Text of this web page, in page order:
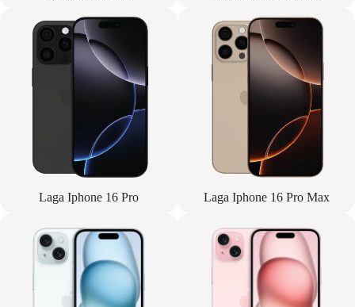
Laga Iphone 16 Pro Laga Iphone 16 Pro Max